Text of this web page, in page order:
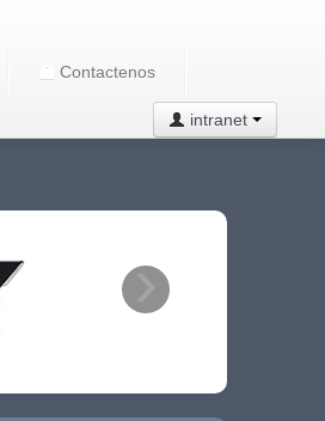
Contactenos
intranet
›